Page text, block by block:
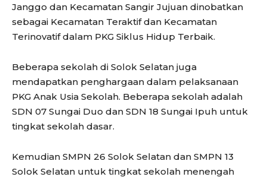
Janggo dan Kecamatan Sangir Jujuan dinobatkan
sebagai Kecamatan Teraktif dan Kecamatan
Terinovatif dalam PKG Siklus Hidup Terbaik.
Beberapa sekolah di Solok Selatan juga
mendapatkan penghargaan dalam pelaksanaan
PKG Anak Usia Sekolah. Beberapa sekolah adalah
SDN 07 Sungai Duo dan SDN 18 Sungai Ipuh untuk
tingkat sekolah dasar.
Kemudian SMPN 26 Solok Selatan dan SMPN 13
Solok Selatan untuk tingkat sekolah menengah